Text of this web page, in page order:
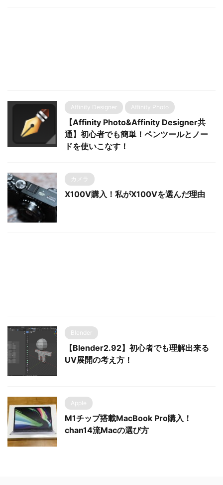
Affinity Designer Affinity Photo
【Affinity Photo&Affinity Designer共
通】初心者でも簡単！ペンツールとノー
ドを使いこなす！
カメラ
X100V購入！私がX100Vを選んだ理由
Blender
【Blender2.92】初心者でも理解出来る
UV展開の考え方！
Apple
M1チップ搭載MacBook Pro購入！
chan14流Macの選び方